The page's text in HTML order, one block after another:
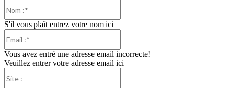
S'il vous plaît entrez votre nom ici
Vous avez entré une adresse email incorrecte!
Veuillez entrer votre adresse email ici